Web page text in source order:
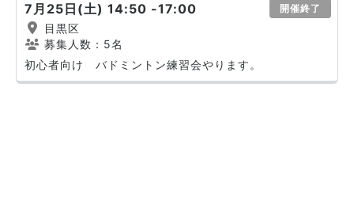
7月25日(土) 14:50 -17:00 開催終了
目黒区
募集人数：5名
初心者向け バドミントン練習会やります。